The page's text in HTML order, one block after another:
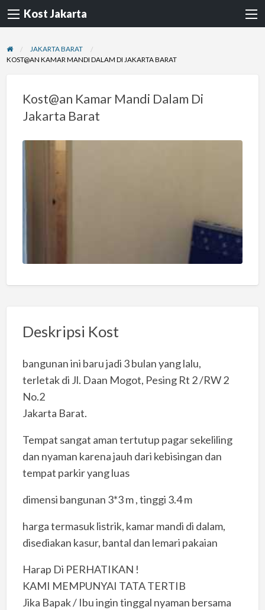
Kost Jakarta
JAKARTA BARAT
KOST@AN KAMAR MANDI DALAM DI JAKARTA BARAT
Kost@an Kamar Mandi Dalam Di
Jakarta Barat
Deskripsi Kost
bangunan ini baru jadi 3 bulan yang lalu,
terletak di Jl. Daan Mogot, Pesing Rt 2 /RW 2
No.2
Jakarta Barat.
Tempat sangat aman tertutup pagar sekeliling
dan nyaman karena jauh dari kebisingan dan
tempat parkir yang luas
dimensi bangunan 3*3 m , tinggi 3.4 m
harga termasuk listrik, kamar mandi di dalam,
disediakan kasur, bantal dan lemari pakaian
Harap Di PERHATIKAN !
KAMI MEMPUNYAI TATA TERTIB
Jika Bapak / Ibu ingin tinggal nyaman bersama